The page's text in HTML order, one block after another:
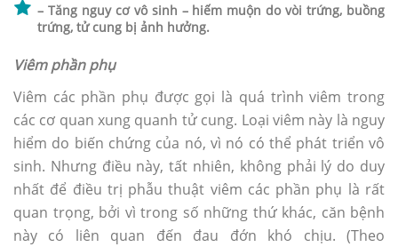
– Tăng nguy cơ vô sinh – hiếm muộn do vòi trứng, buồng
trứng, tử cung bị ảnh hưởng.
Viêm phần phụ
Viêm các phần phụ được gọi là quá trình viêm trong
các cơ quan xung quanh tử cung. Loại viêm này là nguy
hiểm do biến chứng của nó, vì nó có thể phát triển vô
sinh. Nhưng điều này, tất nhiên, không phải lý do duy
nhất để điều trị phẫu thuật viêm các phần phụ là rất
quan trọng, bởi vì trong số những thứ khác, căn bệnh
này có liên quan đến đau đớn khó chịu. (Theo